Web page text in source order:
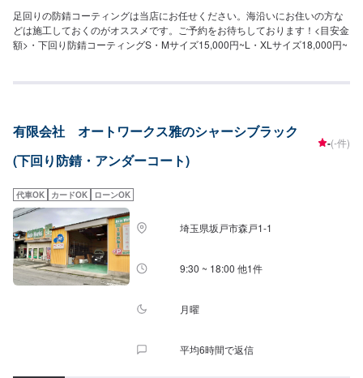
足回りの防錆コーティングは当店にお任せください。海沿いにお住いの方な
どは施工しておくのがオススメです。ご予約をお待ちしております！<目安金
額>・下回り防錆コーティングS・Mサイズ15,000円~L・XLサイズ18,000円~
有限会社 オートワークス雅のシャーシブラック
(下回り防錆・アンダーコート)
-(-件)
代車OK カードOK ローンOK
埼玉県坂戸市森戸1-1
9:30 ~ 18:00 他1件
月曜
平均6時間で返信